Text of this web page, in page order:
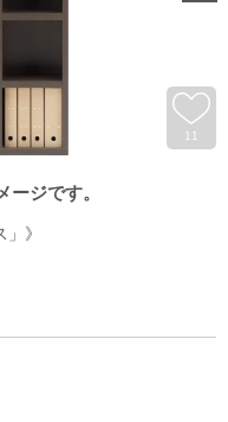
11
ジです。
》